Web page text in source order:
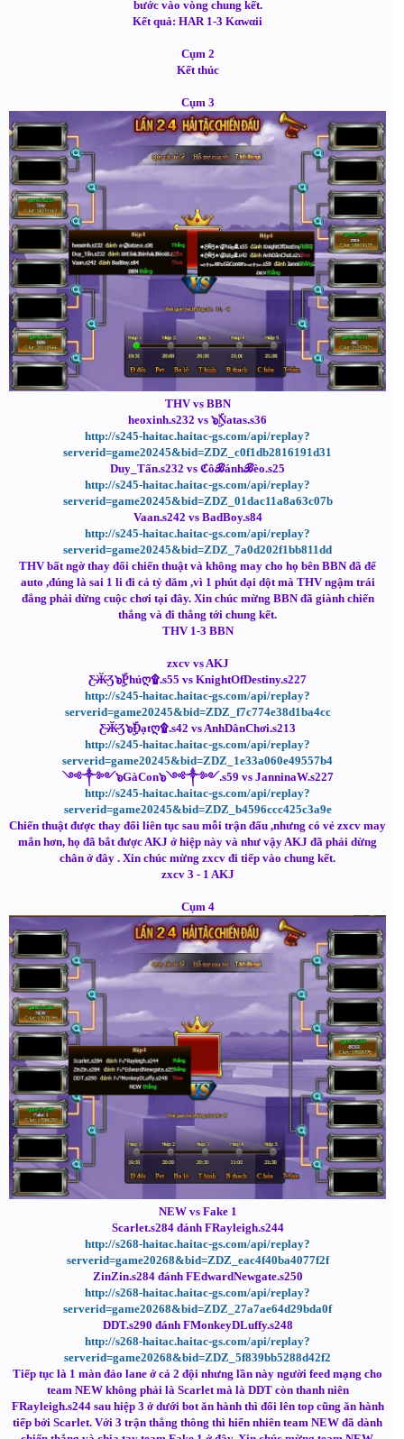
bước vào vòng chung kết.
Kết quả: HAR 1-3 Kαwαii
Cụm 2
Kết thúc
Cụm 3
THV vs BBN
heoxinh.s232 vs ๖ۣۜNatas.s36
http://s245-haitac.haitac-gs.com/api/replay?
serverid=game20245&bid=ZDZ_c0f1db2816191d31
Duy_Tấn.s232 vs ℭôℬánhℬèo.s25
http://s245-haitac.haitac-gs.com/api/replay?
serverid=game20245&bid=ZDZ_01dac11a8a63c07b
Vaan.s242 vs BadBoy.s84
http://s245-haitac.haitac-gs.com/api/replay?
serverid=game20245&bid=ZDZ_7a0d202f1bb811dd
THV bất ngờ thay đổi chiến thuật và không may cho họ bên BBN đã để
auto ,đúng là sai 1 li đi cả tỷ dăm ,vì 1 phút dại dột mà THV ngậm trái
đắng phải dừng cuộc chơi tại đây. Xin chúc mừng BBN đã giành chiến
thắng và đi thẳng tới chung kết.
THV 1-3 BBN
zxcv vs AKJ
Ƹ̴Ӂ̴Ʒ๖ۣۜPhúღ۩.s55 vs KnightOfDestiny.s227
http://s245-haitac.haitac-gs.com/api/replay?
serverid=game20245&bid=ZDZ_f7c774e38d1ba4cc
Ƹ̴Ӂ̴Ʒ๖ۣۜĐạtღ۩.s42 vs AnhDânChơi.s213
http://s245-haitac.haitac-gs.com/api/replay?
serverid=game20245&bid=ZDZ_1e33a060e49557b4
༺༒༻๖GàCon๖༺༒༻.s59 vs JanninaW.s227
http://s245-haitac.haitac-gs.com/api/replay?
serverid=game20245&bid=ZDZ_b4596ccc425c3a9e
Chiến thuật được thay đổi liên tục sau mỗi trận đấu ,nhưng có vẻ zxcv may
mắn hơn, họ đã bắt được AKJ ở hiệp này và như vậy AKJ đã phải dừng
chân ở đây . Xin chúc mừng zxcv đi tiếp vào chung kết.
zxcv 3 - 1 AKJ
Cụm 4
NEW vs Fake 1
Scarlet.s284 đánh FRayleigh.s244
http://s268-haitac.haitac-gs.com/api/replay?
serverid=game20268&bid=ZDZ_eac4f40ba4077f2f
ZinZin.s284 đánh FEdwardNewgate.s250
http://s268-haitac.haitac-gs.com/api/replay?
serverid=game20268&bid=ZDZ_27a7ae64d29bda0f
DDT.s290 đánh FMonkeyDLuffy.s248
http://s268-haitac.haitac-gs.com/api/replay?
serverid=game20268&bid=ZDZ_5f839bb5288d42f2
Tiếp tục là 1 màn đảo lane ở cả 2 đội nhưng lần này người feed mạng cho
team NEW không phải là Scarlet mà là DDT còn thanh niên
FRayleigh.s244 sau hiệp 3 ở dưới bot ăn hành thì đổi lên top cũng ăn hành
tiếp bởi Scarlet. Với 3 trận thắng thông thì hiển nhiên team NEW đã dành